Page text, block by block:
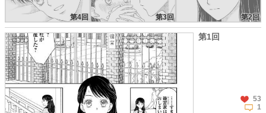
第4回 第3回 第2回
第1回
53
1